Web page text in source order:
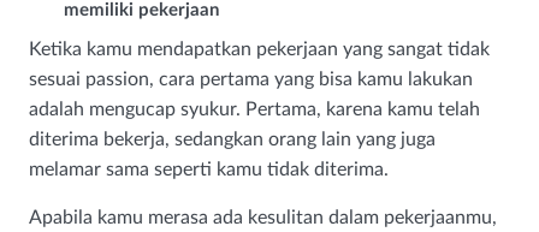
memiliki pekerjaan
Ketika kamu mendapatkan pekerjaan yang sangat tidak
sesuai passion, cara pertama yang bisa kamu lakukan
adalah mengucap syukur. Pertama, karena kamu telah
diterima bekerja, sedangkan orang lain yang juga
melamar sama seperti kamu tidak diterima.
Apabila kamu merasa ada kesulitan dalam pekerjaanmu,